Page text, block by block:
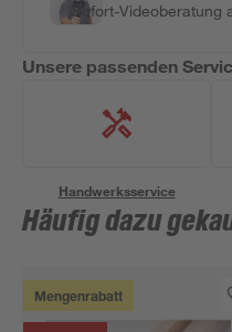
Sofort-Videoberatung
Unsere passenden
Handwerksservice
Häufig dazu
Mengenrabatt